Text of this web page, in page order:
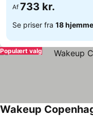
Af 733 kr.
Se priser fra 18
Populært valg
Wakeup